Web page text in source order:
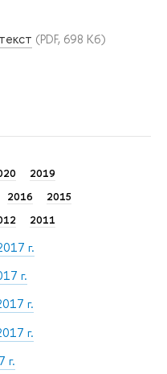
(PDF, 698 Кб)
2019
2016
2015
2011
г.
г.
г.
г.
г.